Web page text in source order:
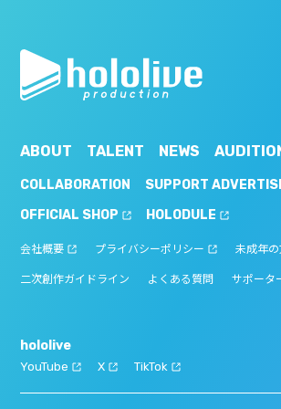
ABOUT TALENT NEWS
COLLABORATION
SUPPORT
OFFICIAL SHOP
HOLODULE
会社概要 プライバシーポリシー 未成年
二次創作ガイドライン よくある質問 サポータ
hololive
YouTube X TikTok